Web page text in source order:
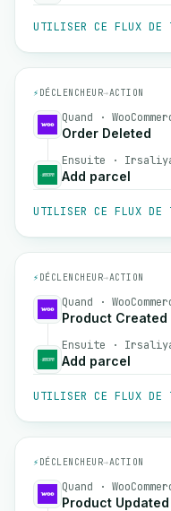
UTILISER CE FLUX DE
⚡ DÉCLENCHEUR→ACTION
Quand ·
Order Deleted
Ensuite ·
Add parcel
UTILISER CE FLUX DE
⚡ DÉCLENCHEUR→ACTION
Quand ·
Product Created
Ensuite ·
Add parcel
UTILISER CE FLUX DE
⚡ DÉCLENCHEUR→ACTION
Quand ·
Product Updated